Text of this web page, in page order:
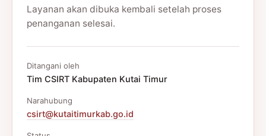
Layanan akan dibuka kembali setelah proses
penanganan selesai.
Ditangani oleh
Tim CSIRT Kabupaten Kutai Timur
Narahubung
csirt@kutaitimurkab.go.id